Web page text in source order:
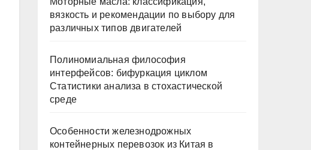
вязкость и рекомендации по выбору для
различных типов двигателей
Полиномиальная философия
интерфейсов: бифуркация циклом
Статистики анализа в стохастической
среде
Особенности железнодрожных
контейнерных перевозок из Китая в